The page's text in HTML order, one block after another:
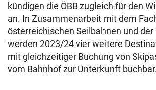
kündigen die ÖBB zugleich für den
an. In Zusammenarbeit mit dem
österreichischen Seilbahnen und der
werden 2023/24 vier weitere
mit gleichzeitiger Buchung von
vom Bahnhof zur Unterkunft